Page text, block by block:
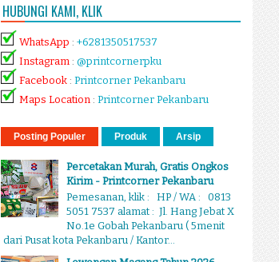
HUBUNGI KAMI, KLIK
WhatsApp : +6281350517537
Instagram : @printcornerpku
Facebook : Printcorner Pekanbaru
Maps Location : Printcorner Pekanbaru
Posting Populer Produk Arsip
Percetakan Murah, Gratis Ongkos
Kirim - Printcorner Pekanbaru
Pemesanan, klik : HP / WA : 0813
5051 7537 alamat : Jl. Hang Jebat X
No.1e Gobah Pekanbaru ( 5menit
dari Pusat kota Pekanbaru / Kantor...